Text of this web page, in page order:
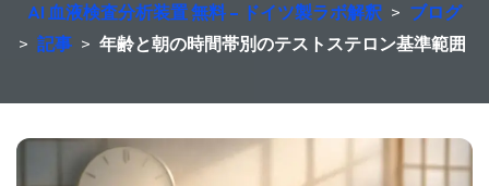
AI 血液検査分析装置 無料 – ドイツ製ラボ解釈 > ブログ
> 記事 > 年齢と朝の時間帯別のテストステロン基準範囲